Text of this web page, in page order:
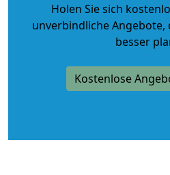
Holen Sie sich
unverbindliche Angebote,
besser
Kostenlose